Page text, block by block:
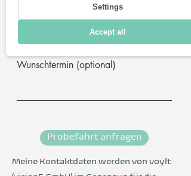
Telefon (optional)
Wunschtermin (optional)
Probefahrt anfragen
Meine Kontaktdaten werden von voylt
Settings
Accept all